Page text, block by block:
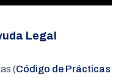
Legal
(Código de Prácticas